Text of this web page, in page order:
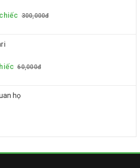
300,000đ
60,000đ
họ